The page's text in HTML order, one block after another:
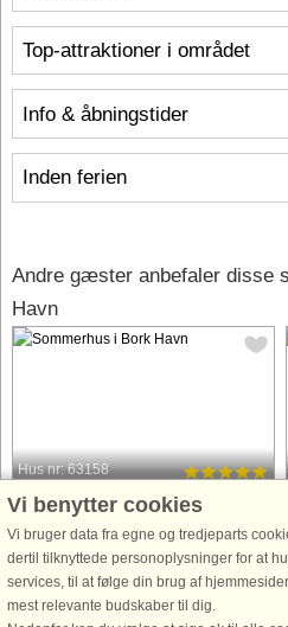
Info & åbningstider
Inden ferien
Top-attraktioner i området
Andre gæster anbefaler disse
Havn
Hus nr: 63158
Bork Havn
6 personer, 105 m²
5 m til kyst.
Oplev husbåden Amalie – Maritim
luksus i Bork Havn Enestående
Vi benytter cookies
Vi bruger data fra egne og tredjeparts
dertil tilknyttede personoplysninger for at
services, til at følge din brug af
mest relevante budskaber til dig.